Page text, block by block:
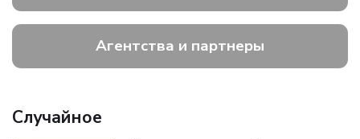
Агентства и партнеры
Случайное